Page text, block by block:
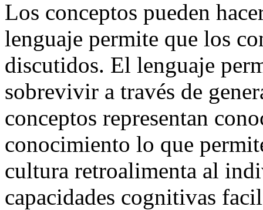
Los conceptos pueden
lenguaje permite que los
discutidos. El lenguaje
sobrevivir a través de
conceptos representan
conocimiento lo que
cultura retroalimenta al
capacidades cognitivas